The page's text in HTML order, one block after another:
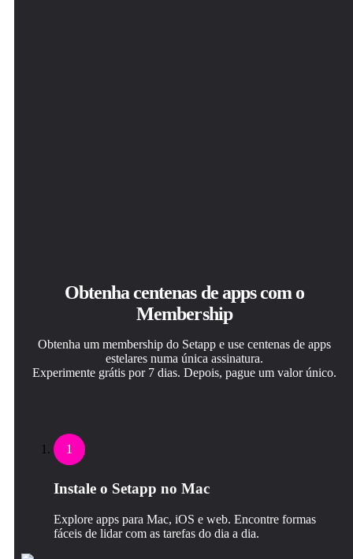
Obtenha centenas de apps com o
Membership
Obtenha um membership do Setapp e use centenas de apps
estelares numa única assinatura.
Experimente grátis por 7 dias. Depois, pague um valor único.
1
Instale o Setapp no Mac
Explore apps para Mac, iOS e web. Encontre formas
fáceis de lidar com as tarefas do dia a dia.